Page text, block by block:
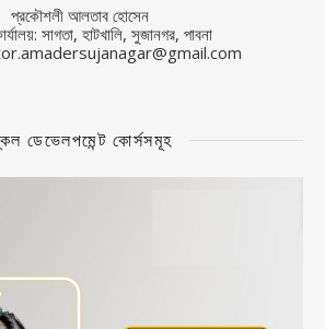
প্রকৌশলী আলতাব হোসেন
সাগতা, হাটখালি, সুজানগর, পাবনা
ডেভেলপমেন্ট কোর্সসমূহ